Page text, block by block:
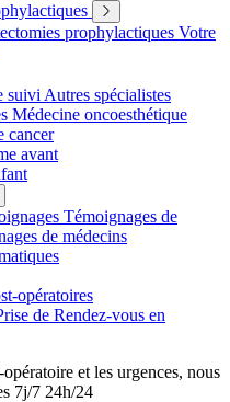
prophylactiques Votre
suivi Autres spécialistes
Médecine oncoesthétique
cancer
avant
Témoignages de
de médecins
opératoires
de Rendez-vous en
et les urgences, nous
7j/7 24h/24